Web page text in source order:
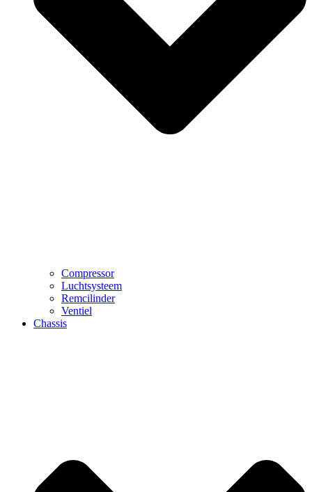
Compressor
Luchtsysteem
Remcilinder
Ventiel
Chassis